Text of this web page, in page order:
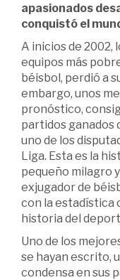
apasionados
conquistó el
A inicios de 2002,
equipos más
béisbol, perdió a
embargo, unos
pronóstico,
partidos ganados
uno de los
Liga. Esta es la
pequeño milagro
exjugador de
con la estadística
historia del
Uno de los
se hayan escrito,
condensa en sus